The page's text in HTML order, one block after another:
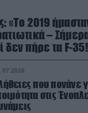
«Το 2019
–
δεν πήρε τα F-
που πονάνε
στις